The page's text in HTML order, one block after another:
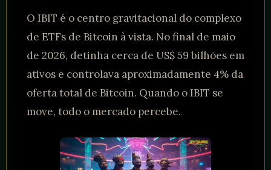
O IBIT é o centro gravitacional do complexo
de ETFs de Bitcoin à vista. No final de maio
de 2026, detinha cerca de US$ 59 bilhões em
ativos e controlava aproximadamente 4% da
oferta total de Bitcoin. Quando o IBIT se
move, todo o mercado percebe.